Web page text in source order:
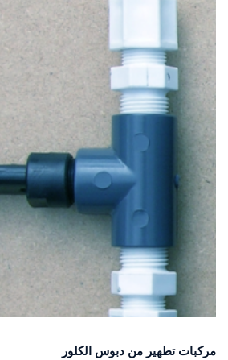
مركبات تطهير من دبوس الكلور